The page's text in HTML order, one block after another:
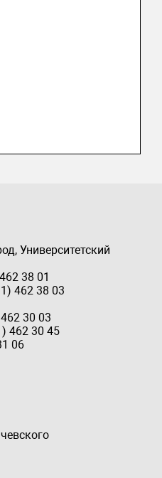
Университетский
38 01
462 38 03
30 03
462 30 45
06